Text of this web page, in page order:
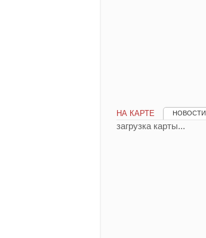
НА КАРТЕ НОВОСТИ
загрузка карты...